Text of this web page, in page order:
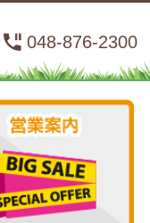
048-876-2300